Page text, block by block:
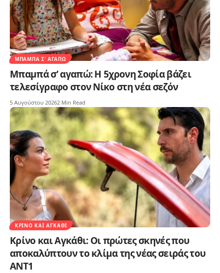
ΜΠΑΜΠΆ Σ’ ΑΓΑΠΏ
Μπαμπά σ’ αγαπώ: Η 5χρονη Σοφία βάζει
τελεσίγραφο στον Νίκο στη νέα σεζόν
5 Αυγούστου 20262 Min Read
ΚΡΊΝΟ ΚΑΙ ΑΓΚΆΘΙ
Κρίνο και Αγκάθι: Οι πρώτες σκηνές που
αποκαλύπτουν το κλίμα της νέας σειράς του
ΑΝΤ1